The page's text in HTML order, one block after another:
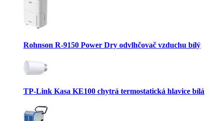
Rohnson R-9150 Power Dry odvlhčovač vzduchu bílý
TP-Link Kasa KE100 chytrá termostatická hlavice bílá